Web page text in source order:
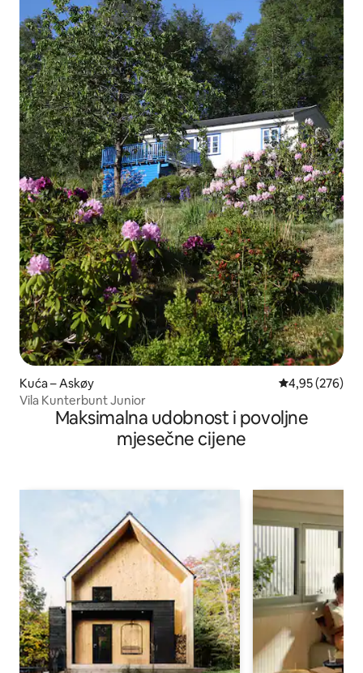
Kuća – Askøy Prosječna
4,95 (276)
Vila Kunterbunt Junior
Maksimalna udobnost i povoljne
mjesečne cijene